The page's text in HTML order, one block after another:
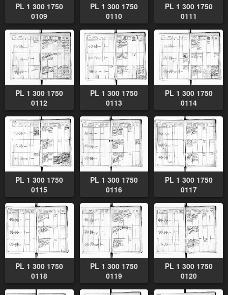
PL 1 300 1750
0109
PL 1 300 1750
0110
PL 1 300 1750
0111
PL 1 300 1750
0112
PL 1 300 1750
0113
PL 1 300 1750
0114
PL 1 300 1750
0115
PL 1 300 1750
0116
PL 1 300 1750
0117
PL 1 300 1750
0118
PL 1 300 1750
0119
PL 1 300 1750
0120